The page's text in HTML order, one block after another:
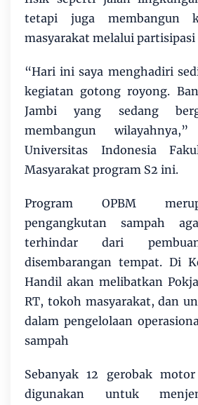
tetapi juga membangun
masyarakat melalui
“Hari ini saya menghadiri
kegiatan gotong royong.
Jambi yang sedang
membangun
Universitas Indonesia
Masyarakat program S2 ini.
Program OPBM
pengangkutan sampah
terhindar dari
disembarangan tempat. Di
Handil akan melibatkan
RT, tokoh masyarakat, dan
dalam pengelolaan
sampah
Sebanyak 12 gerobak
digunakan untuk